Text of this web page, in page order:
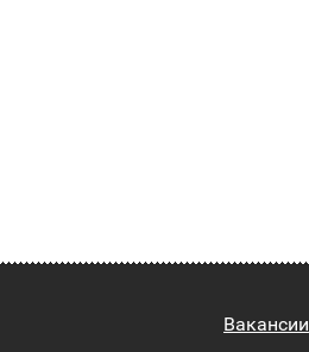
Вакансии